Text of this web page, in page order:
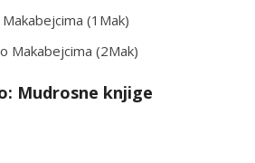
(1Mak)
Makabejcima (2Mak)
Mudrosne knjige